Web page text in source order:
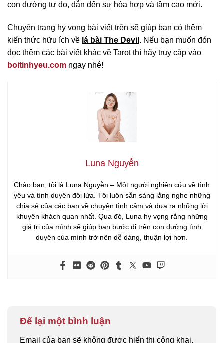
con đường tự do, dẫn đến sự hòa hợp và tầm cao mới.
Chuyên trang hy vọng bài viết trên sẽ giúp bạn có thêm
kiến thức hữu ích về lá bài The Devil . Nếu bạn muốn đón
đọc thêm các bài viết khác về Tarot thì hãy truy cập vào
boitinhyeu.com ngay nhé!
Luna Nguyễn
Chào bạn, tôi là Luna Nguyễn – Một người nghiên cứu về tình
yêu và tình duyên đôi lứa. Tôi luôn sẵn sàng lắng nghe những
chia sẻ của các bạn về chuyện tình cảm và đưa ra những lời
khuyên khách quan nhất. Qua đó, Luna hy vọng rằng những
giá trị của mình sẽ giúp bạn bước đi trên con đường tình
duyên của mình trở nên dễ dàng, thuận lợi hơn.
Để lại một bình luận
Email của bạn sẽ không được hiển thị công khai.